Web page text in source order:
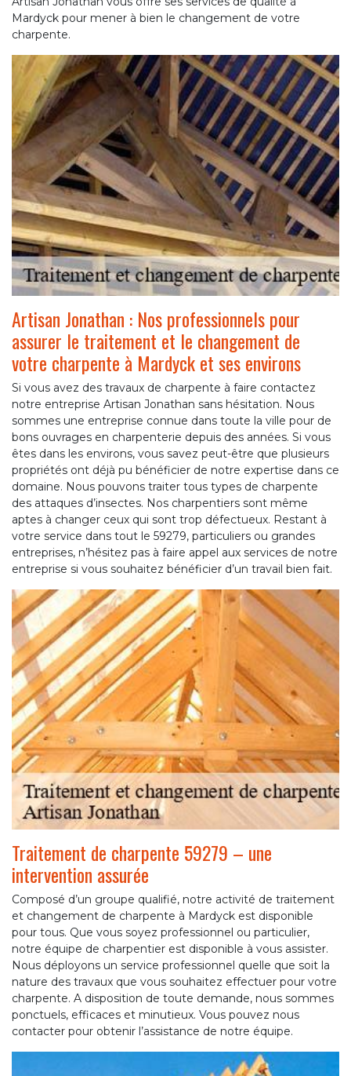
Mardyck pour mener à bien le changement de votre
charpente.
Artisan Jonathan : Nos professionnels pour
assurer le traitement et le changement de
votre charpente à Mardyck et ses environs
Si vous avez des travaux de charpente à faire contactez
notre entreprise Artisan Jonathan sans hésitation. Nous
sommes une entreprise connue dans toute la ville pour de
bons ouvrages en charpenterie depuis des années. Si vous
êtes dans les environs, vous savez peut-être que plusieurs
propriétés ont déjà pu bénéficier de notre expertise dans ce
domaine. Nous pouvons traiter tous types de charpente
des attaques d’insectes. Nos charpentiers sont même
aptes à changer ceux qui sont trop défectueux. Restant à
votre service dans tout le 59279, particuliers ou grandes
entreprises, n’hésitez pas à faire appel aux services de notre
entreprise si vous souhaitez bénéficier d’un travail bien fait.
Traitement de charpente 59279 – une
intervention assurée
Composé d’un groupe qualifié, notre activité de traitement
et changement de charpente à Mardyck est disponible
pour tous. Que vous soyez professionnel ou particulier,
notre équipe de charpentier est disponible à vous assister.
Nous déployons un service professionnel quelle que soit la
nature des travaux que vous souhaitez effectuer pour votre
charpente. A disposition de toute demande, nous sommes
ponctuels, efficaces et minutieux. Vous pouvez nous
contacter pour obtenir l’assistance de notre équipe.